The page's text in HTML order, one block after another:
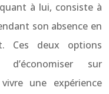
à lui, consiste à
son absence en
Ces deux options
sur
une expérience